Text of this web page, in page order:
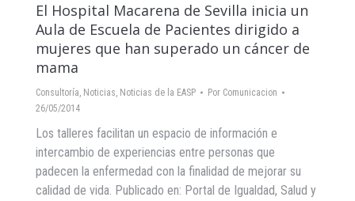
El Hospital Macarena de Sevilla inicia un
Aula de Escuela de Pacientes dirigido a
mujeres que han superado un cáncer de
mama
Consultoría, Noticias, Noticias de la EASP Por Comunicacion
26/05/2014
Los talleres facilitan un espacio de información e
intercambio de experiencias entre personas que
padecen la enfermedad con la finalidad de mejorar su
calidad de vida. Publicado en: Portal de Igualdad, Salud y